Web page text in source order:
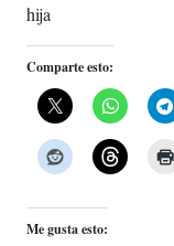
hija
Comparte esto:
Me gusta esto: